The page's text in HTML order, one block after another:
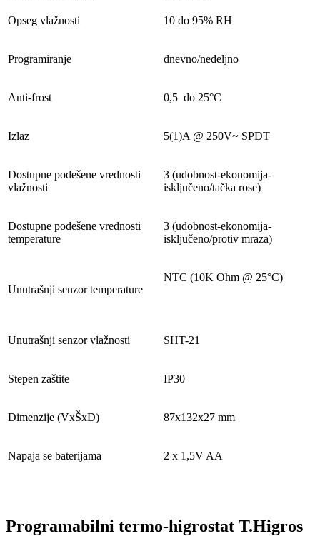
Opseg vlažnosti 10 do 95% RH
Programiranje dnevno/nedeljno
Anti-frost 0,5 do 25°C
Izlaz 5(1)A @ 250V~ SPDT
Dostupne podešene vrednosti
vlažnosti
3 (udobnost-ekonomija-
isključeno/tačka rose)
Dostupne podešene vrednosti
temperature
3 (udobnost-ekonomija-
isključeno/protiv mraza)
Unutrašnji senzor temperature
NTC (10K Ohm @ 25°C)
Unutrašnji senzor vlažnosti SHT-21
Stepen zaštite IP30
Dimenzije (VxŠxD) 87x132x27 mm
Napaja se baterijama 2 x 1,5V AA
Programabilni termo-higrostat T.Higros